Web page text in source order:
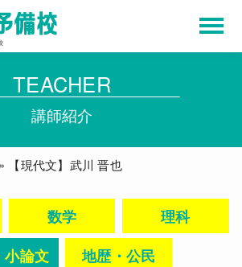
TEACHER
講師紹介
» 【現代文】武川 晋也
数学
理科
小論文
地歴・公民